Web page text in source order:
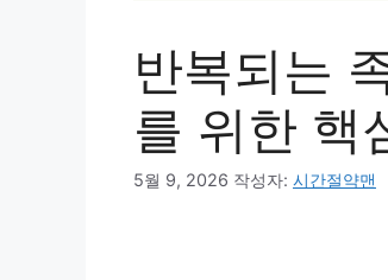
반복되는
를 위한 핵
5월 9, 2026 작성자: 시간절약맨